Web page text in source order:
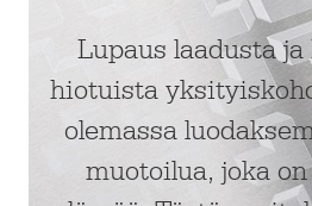
Lupaus laadusta
hiotuista
olemassa
muotoilua, joka